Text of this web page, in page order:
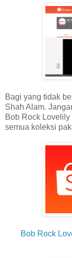
Bagi yang tidak
Shah Alam.
Bob Rock
semua koleksi
Bob Rock